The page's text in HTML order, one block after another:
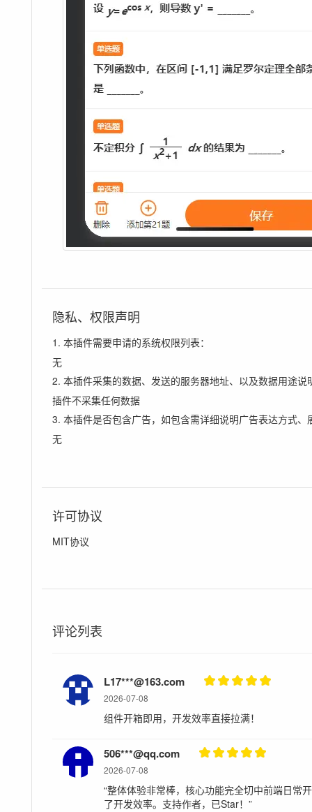
隐私、权限声明
1. 本插件需要申请的系统权限列表：
无
2. 本插件采集的数据、发送的服务器地址、以及数据用途说
插件不采集任何数据
3. 本插件是否包含广告，如包含需详细说明广告表达方式、
无
许可协议
MIT协议
评论列表
L17***@163.com
2026-07-08
组件开箱即用，开发效率直接拉满！
506***@qq.com
2026-07-08
“整体体验非常棒，核心功能完全切中前端日常
了开发效率。支持作者，已Star！”